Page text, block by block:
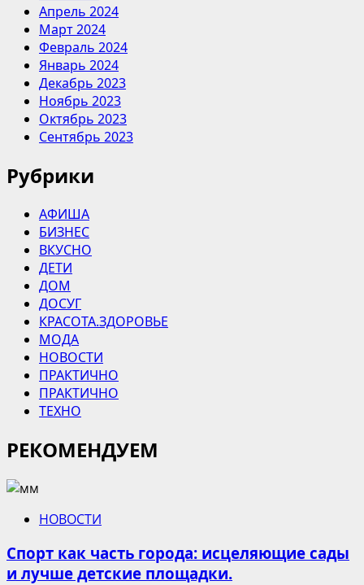
Апрель 2024
Март 2024
Февраль 2024
Январь 2024
Декабрь 2023
Ноябрь 2023
Октябрь 2023
Сентябрь 2023
Рубрики
АФИША
БИЗНЕС
ВКУСНО
ДЕТИ
ДОМ
ДОСУГ
КРАСОТА.ЗДОРОВЬЕ
МОДА
НОВОСТИ
ПРАКТИЧНО
ПРАКТИЧНО
ТЕХНО
РЕКОМЕНДУЕМ
НОВОСТИ
Спорт как часть города: исцеляющие сады
и лучше детские площадки.